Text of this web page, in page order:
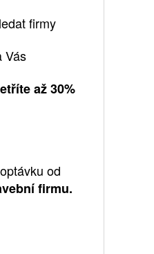
firmy
Vás
až 30%
od
firmu.